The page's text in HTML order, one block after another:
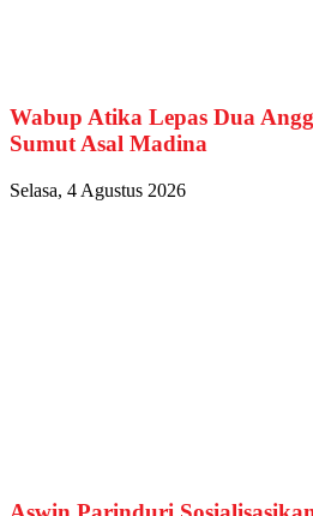
Wabup Atika Lepas Dua
Sumut Asal Madina
Selasa, 4 Agustus 2026